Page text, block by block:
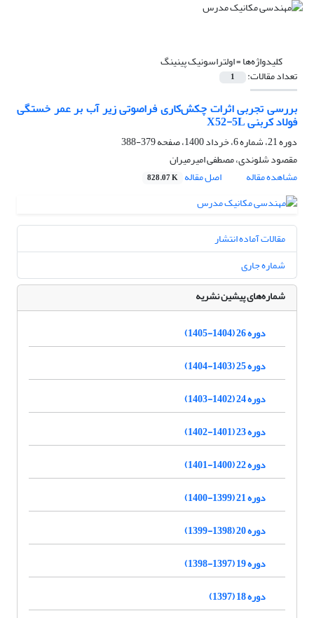
کلیدواژه‌ها =اولتراسونیک پینینگ
تعداد مقالات: 1
بررسی تجربی اثرات چکش‌کاری فراصوتی زیر آب بر عمر خستگی
فولاد کربنی X52-5L
دوره 21، شماره 6، خرداد 1400، صفحه
379-388
مقصود شلوندی، مصطفی امیرمیران
مشاهده مقاله
اصل مقاله 828.07 K
مقالات آماده انتشار
شماره جاری
شماره‌های پیشین نشریه
دوره 26 (1404-1405)
دوره 25 (1403-1404)
دوره 24 (1402-1403)
دوره 23 (1401-1402)
دوره 22 (1400-1401)
دوره 21 (1399-1400)
دوره 20 (1398-1399)
دوره 19 (1397-1398)
دوره 18 (1397)